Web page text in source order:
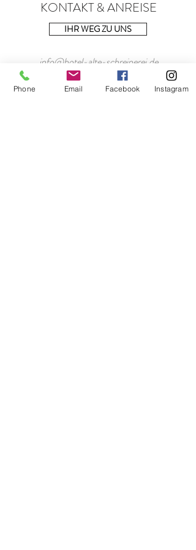
KONTAKT & ANREISE
IHR WEG ZU UNS
info@hotel-alte-schreinerei.de
Phone Email Facebook Instagram